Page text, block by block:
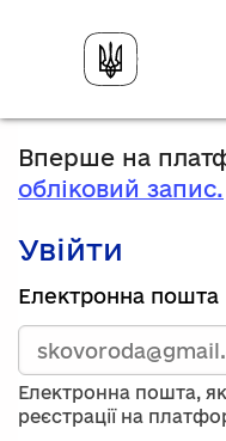
Вперше на
обліковий запис.
Увійти
Зареєструйтесь,
використавши
електронну
адресу
та
пароль.
Якщо
Електронна пошта
Електронна пошта,
реєстрації на